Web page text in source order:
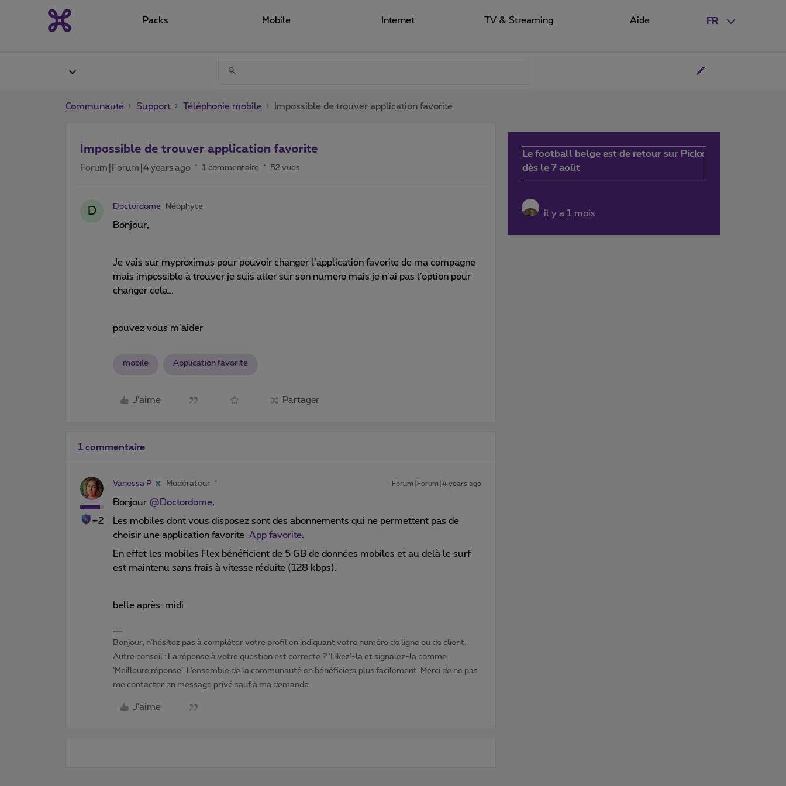
FR
Packs Mobile Internet TV & Streaming Aide
Communauté Support Téléphonie mobile Impossible de trouver application favorite
Impossible de trouver application favorite
Forum|Forum|4 years ago 1 commentaire 52 vues
D Doctordome Néophyte
Bonjour,
Je vais sur myproximus pour pouvoir changer l’application favorite de ma compagne
mais impossible à trouver je suis aller sur son numero mais je n’ai pas l’option pour
changer cela…
pouvez vous m’aider
mobile Application favorite
J'aime Partager
1 commentaire
+2
Vanessa P Modérateur Forum|Forum|4 years ago
Bonjour @Doctordome,
Les mobiles dont vous disposez sont des abonnements qui ne permettent pas de
choisir une application favorite App favorite
En effet les mobiles Flex bénéficient de 5 GB de données mobiles et au delà le surf
est maintenu sans frais à vitesse réduite (128 kbps).
belle après-midi
Bonjour, n'hésitez pas à compléter votre profil en indiquant votre numéro de ligne ou de client.
Autre conseil : La réponse à votre question est correcte ? ‘Likez’-la et signalez-la comme
‘Meilleure réponse’. L’ensemble de la communauté en bénéficiera plus facilement. Merci de ne pas
me contacter en message privé sauf à ma demande.
J'aime
Le football belge est de retour sur Pickx
dès le 7 août
il y a 1 mois